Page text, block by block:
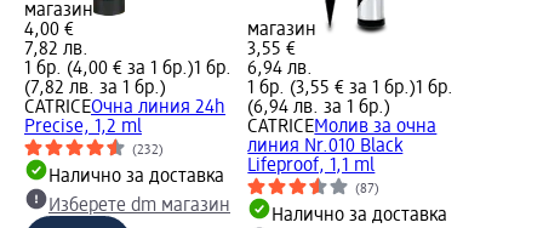
магазин
4,00 €
7,82 лв.
1 бр. (4,00 € за 1 бр.)1 бр.
(7,82 лв. за 1 бр.)
CATRICEОчна линия 24h
Precise, 1,2 ml
(232)
Налично за доставка
Изберете dm магазин
магазин
3,55 €
6,94 лв.
1 бр. (3,55 € за 1 бр.)1 бр.
(6,94 лв. за 1 бр.)
CATRICEМолив за очна
линия Nr.010 Black
Lifeproof, 1,1 ml
(87)
Налично за доставка